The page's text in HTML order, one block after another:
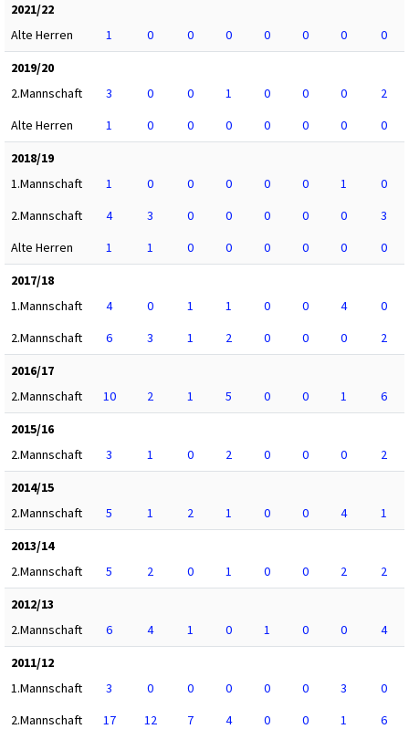
2021/22
Alte Herren
1 0 0 0 0 0 0
0
2019/20
2.Mannschaft
3 0 0 1 0 0 0
2
Alte Herren
1 0 0 0 0 0 0
0
2018/19
1.Mannschaft
1 0 0 0 0 0 1
0
2.Mannschaft
4 3 0 0 0 0 0
3
Alte Herren
1 1 0 0 0 0 0
0
2017/18
1.Mannschaft
4 0 1 1 0 0 4
0
2.Mannschaft
6 3 1 2 0 0 0
2
2016/17
2.Mannschaft
10 2 1 5 0 0 1
6
2015/16
2.Mannschaft
3 1 0 2 0 0 0
2
2014/15
2.Mannschaft
5 1 2 1 0 0 4
1
2013/14
2.Mannschaft
5 2 0 1 0 0 2
2
2012/13
2.Mannschaft
6 4 1 0 1 0 0
4
2011/12
1.Mannschaft
3 0 0 0 0 0 3
0
2.Mannschaft
17 12 7 4 0 0 1
6